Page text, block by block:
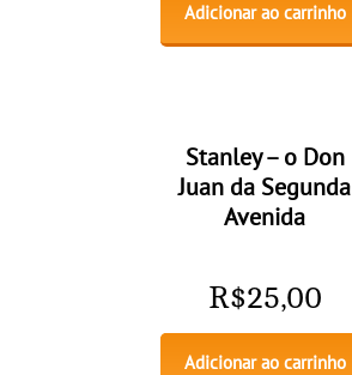
Adicionar ao carrinho
Stanley – o Don
Juan da Segunda
Avenida
R$25,00
Adicionar ao carrinho